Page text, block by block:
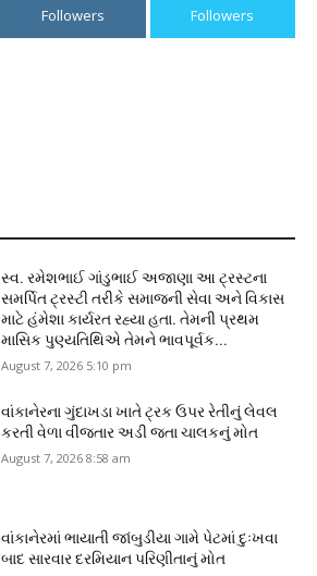
Followers Followers
સ્વ. રમેશભાઈ ગાંડુભાઈ અજાણા આ ટ્રસ્ટના
સમર્પિત ટ્રસ્ટી તરીકે સમાજની સેવા અને વિકાસ
માટે હંમેશા કાર્યરત રહ્યા હતા. તેમની પ્રથમ
માસિક પુણ્યતિથિએ તેમને ભાવપૂર્વક...
August 7, 2026 5:10 pm
વાંકાનેરના ગુંદાખડા ખાતે ટ્રક ઉપર રેતીનું લેવલ
કરતી વેળા વીજતાર અડી જતા ચાલકનું મોત
August 7, 2026 8:58 am
વાંકાનેરમાં ભાયાતી જાંબુડીયા ગામે પેટમાં દુઃખવા
બાદ સારવાર દરમિયાન પરિણીતાનું મોત